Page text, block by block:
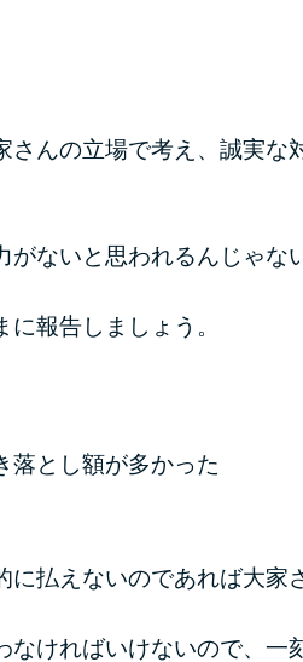
んの立場で考え、誠実な
がないと思われるんじゃな
報告しましょう。
落とし額が多かった
に払えないのであれば大家
ければいけないので、一